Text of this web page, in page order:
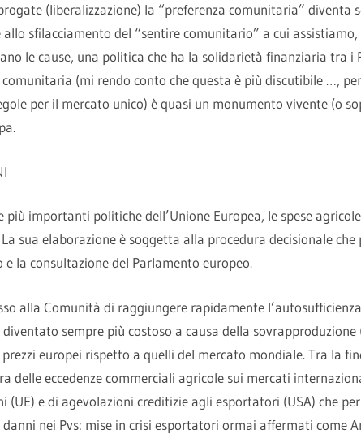
(liberalizzazione) la “preferenza comunitaria” diventa
sfilacciamento del “sentire comunitario” a cui assistiamo,
le cause, una politica che ha la solidarietà finanziaria tra i
(mi rendo conto che questa è più discutibile …,
per il mercato unico) è quasi un monumento vivente (o
più importanti politiche dell’Unione Europea, le spese
sua elaborazione è soggetta alla procedura decisionale
la consultazione del Parlamento europeo.
alla Comunità di raggiungere rapidamente
sempre più costoso a causa della sovrapproduzione
prezzi europei rispetto a quelli del mercato mondiale. Tra la
delle eccedenze commerciali agricole sui mercati
(UE) e di agevolazioni creditizie agli esportatori (USA) che
nei Pvs: mise in crisi esportatori ormai affermati come